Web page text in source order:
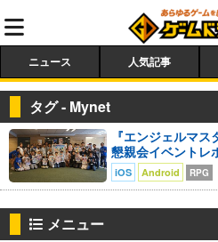
ニュース 人気記事
タグ - Mynet
『エンジェルマ
懇親会イベントレ
iOS Android RPG
メニュー